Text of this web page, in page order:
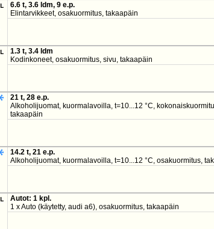
6.6 t, 3.6 ldm, 9 e.p.
Elintarvikkeet, osakuormitus, takaapäin
1.3 t, 3.4 ldm
Kodinkoneet, osakuormitus, sivu, takaapäin
21 t, 28 e.p.
Alkoholijuomat, kuormalavoilla, t=10...12 °C,
takaapäin
14.2 t, 21 e.p.
Alkoholijuomat, kuormalavoilla, t=10...12 °C, osakuormitus,
Autot: 1 kpl.
1 x Auto (käytetty, audi a6), osakuormitus, takaapäin